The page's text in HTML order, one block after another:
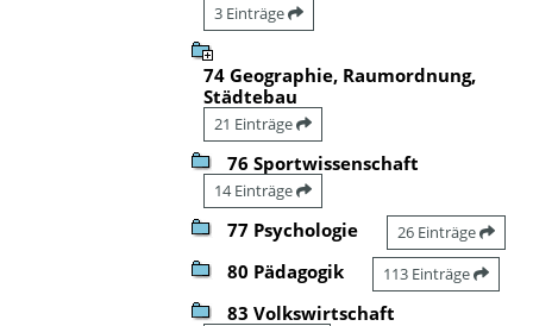
3 Einträge
74 Geographie, Raumordnung,
Städtebau
21 Einträge
76 Sportwissenschaft
14 Einträge
77 Psychologie 26 Einträge
80 Pädagogik 113 Einträge
83 Volkswirtschaft